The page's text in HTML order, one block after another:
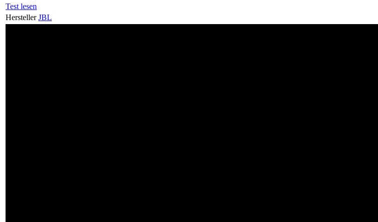
Test lesen
Hersteller JBL